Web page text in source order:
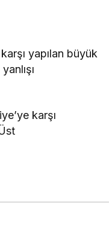
yapılan büyük
karşı